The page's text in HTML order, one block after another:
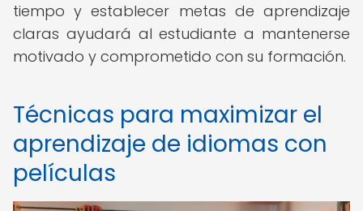
tiempo y establecer metas de aprendizaje
claras ayudará al estudiante a mantenerse
motivado y comprometido con su formación.
Técnicas para maximizar el
aprendizaje de idiomas con
películas